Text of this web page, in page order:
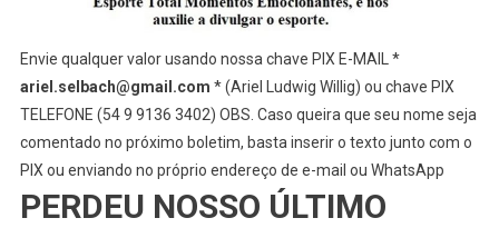
Envie qualquer valor usando nossa chave PIX E-MAIL *
ariel.selbach@gmail.com * (Ariel Ludwig Willig) ou chave PIX
TELEFONE (54 9 9136 3402) OBS. Caso queira que seu nome seja
comentado no próximo boletim, basta inserir o texto junto com o
PIX ou enviando no próprio endereço de e-mail ou WhatsApp
PERDEU NOSSO ÚLTIMO